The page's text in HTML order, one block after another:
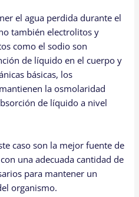
el agua perdida durante el
también electrolitos y
como el sodio son
de líquido en el cuerpo y
básicas, los
la osmolaridad
de líquido a nivel
caso son la mejor fuente de
una adecuada cantidad de
para mantener un
organismo.